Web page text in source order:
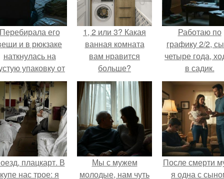
его
и в рюкзаке
наткнулась на
упаковку от
то таблеток.
1, 2 или 3? Какая
ванная комната
вам нравится
больше?
Работаю по
графику 2/2,
четыре года,
в садик.
плацкарт. В
купе нас трое: я
Мы с мужем
молодые, нам чуть
После смерти
я одна с